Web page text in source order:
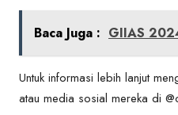
Baca Juga : GIIAS
Untuk informasi lebih lanjut
atau media sosial mereka di